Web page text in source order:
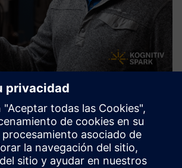
herramienta de soporte de
mixta para la implementación en
mixta, incluido HoloLens. Los
acceder instantáneamente a activos